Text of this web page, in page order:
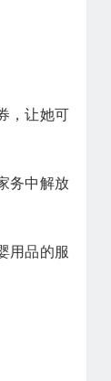
，让她可
务中解放
用品的服